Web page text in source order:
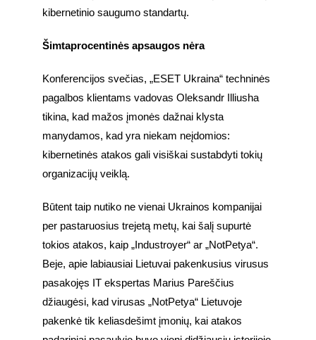
kibernetinio saugumo standartų.
Šimtaprocentinės apsaugos nėra
Konferencijos svečias, „ESET Ukraina“ techninės
pagalbos klientams vadovas Oleksandr Illiusha
tikina, kad mažos įmonės dažnai klysta
manydamos, kad yra niekam neįdomios:
kibernetinės atakos gali visiškai sustabdyti tokių
organizacijų veiklą.
Būtent taip nutiko ne vienai Ukrainos kompanijai
per pastaruosius trejetą metų, kai šalį supurtė
tokios atakos, kaip „Industroyer“ ar „NotPetya“.
Beje, apie labiausiai Lietuvai pakenkusius virusus
pasakojęs IT ekspertas Marius Pareščius
džiaugėsi, kad virusas „NotPetya“ Lietuvoje
pakenkė tik keliasdešimt įmonių, kai atakos